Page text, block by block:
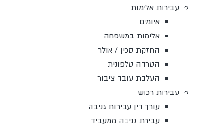
עבירות אלימות
איומים
אלימות במשפחה
החזקת סכין / אולר
הטרדה טלפונית
העלבת עובד ציבור
עבירות רכוש
עורך דין עבירות גניבה
עבירת גניבה ממעביד